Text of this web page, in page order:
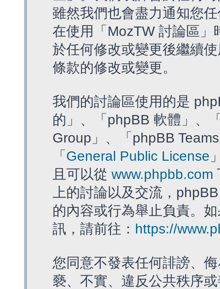
雖然我們也會盡力通知您
在使用「MozTW 討論區
於任何修改或變更後繼續
條款的修改或變更。
我們的討論區使用的是
的」、「phpBB 軟體」、
Group」、「phpBB
「 General Public License
且可以從 www.phpbb.com
上的討論以及交流，
的內容或行為舉止負責。
訊，請前往： https://
您同意不發表任何誹謗、
褻、不實、違反公共秩序